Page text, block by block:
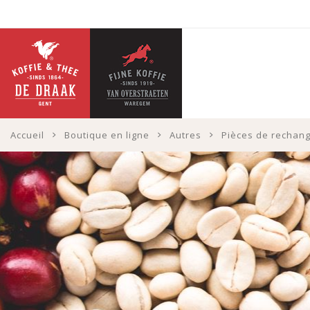
Accueil Boutique en ligne Autres Pièces de